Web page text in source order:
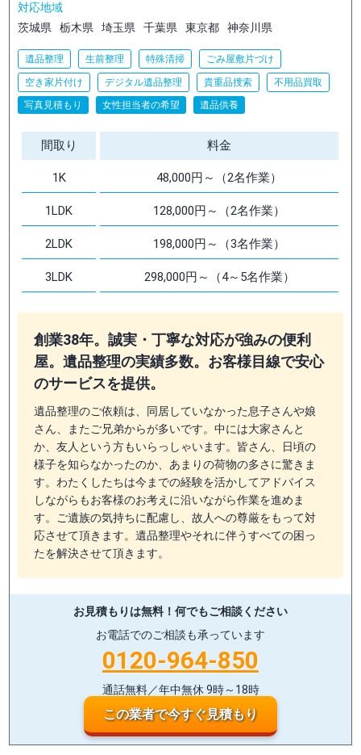
対応地域
茨城県
栃木県 埼玉県 千葉県 東京都 神奈川県
遺品整理 生前整理 特殊清掃 ごみ屋敷片づけ
空き家片付け デジタル遺品整理 貴重品捜索
不用品買取
写真見積もり
女性担当者の希望 遺品供養
間取り 料金
1K 48,000円～（2名作業）
1LDK 128,000円～（2名作業）
2LDK 198,000円～（3名作業）
3LDK 298,000円～（4～5名作業）
創業38年。誠実・丁寧な対応が強みの便利
屋。遺品整理の実績多数。お客様目線で安心
のサービスを提供。
遺品整理のご依頼は、同居していなかった息子さんや娘
さん、またご兄弟からが多いです。中には大家さんと
か、友人という方もいらっしゃいます。皆さん、日頃の
様子を知らなかったのか、あまりの荷物の多さに驚きま
す。わたくしたちは今までの経験を活かしてアドバイス
しながらもお客様のお考えに沿いながら作業を進めま
す。ご遺族の気持ちに配慮し、故人への尊厳をもって対
応させて頂きます。遺品整理やそれに伴うすべての困っ
たを解決させて頂きます。
お見積もりは無料！ 何でもご相談ください
お電話でのご相談も承っています
0120-964-850
通話無料／年中無休 9時～18時
この業者で今すぐ見積もり